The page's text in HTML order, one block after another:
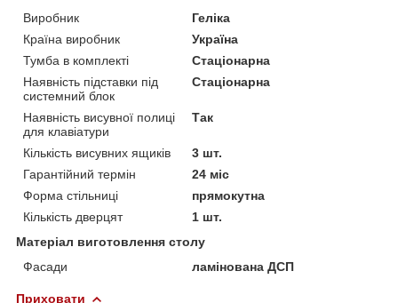
Виробник
Геліка
Країна виробник
Україна
Тумба в комплекті
Стаціонарна
Наявність підставки під
системний блок
Стаціонарна
Наявність висувної полиці
для клавіатури
Так
Кількість висувних ящиків
3 шт.
Гарантійний термін
24 міс
Форма стільниці
прямокутна
Кількість дверцят
1 шт.
Матеріал виготовлення столу
Фасади
ламінована ДСП
Приховати